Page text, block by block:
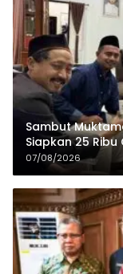
Sambut
Siapkan 25
07/08/2026